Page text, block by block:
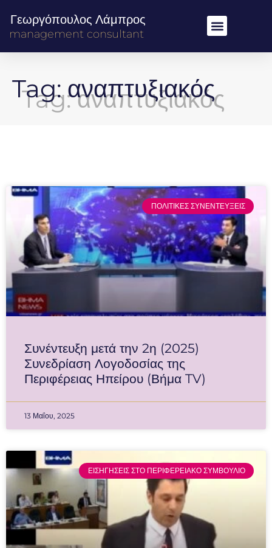
Γεωργόπουλος Λάμπρος
management consultant
Tag: αναπτυξιακός
ΠΟΛΙΤΙΚΕΣ ΣΥΝΕΝΤΕΥΞΕΙΣ
Συνέντευξη μετά την 2η (2025)
Συνεδρίαση Λογοδοσίας της
Περιφέρειας Ηπείρου (Βήμα TV)
13 Μαΐου, 2025
ΕΙΣΗΓΗΣΕΙΣ ΣΤΟ ΠΕΡΙΦΕΡΕΙΑΚΟ ΣΥΜΒΟΥΛΙΟ